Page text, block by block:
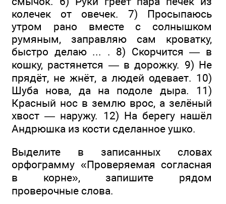
колечек от овечек. 7) Просыпаюсь
утром рано вместе с солнышком
румяным, заправляю сам кроватку,
быстро делаю ... . 8) Скорчится — в
кошку, растянется — в дорожку. 9) Не
прядёт, не жнёт, а людей одевает. 10)
Шуба нова, да на подоле дыра. 11)
Красный нос в землю врос, а зелёный
хвост — наружу. 12) На берегу нашёл
Андрюшка из кости сделанное ушко.
Выделите в записанных словах
орфограмму «Проверяемая согласная
в корне», запишите рядом
проверочные слова.